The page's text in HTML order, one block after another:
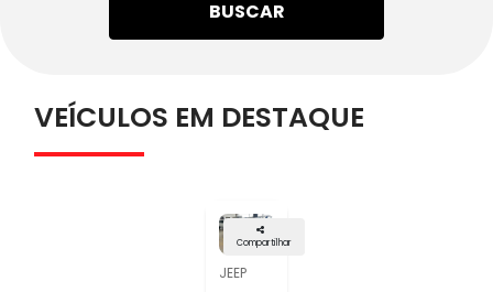
BUSCAR
VEÍCULOS EM DESTAQUE
Compartilhar
JEEP